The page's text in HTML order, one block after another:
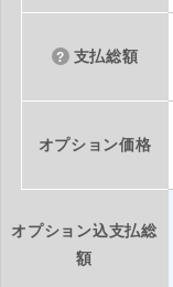
支払総額
オプション価格
オプション込支払総
額